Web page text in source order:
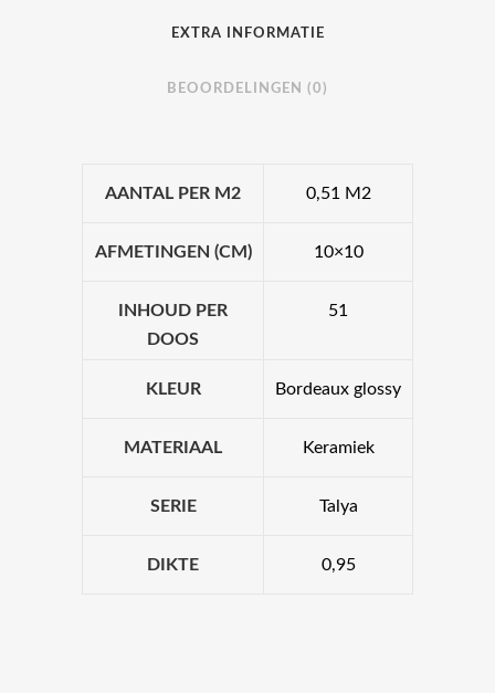
EXTRA INFORMATIE
BEOORDELINGEN (0)
AANTAL PER M2 0,51 M2
AFMETINGEN (CM) 10×10
INHOUD PER
DOOS
51
KLEUR Bordeaux glossy
MATERIAAL Keramiek
SERIE Talya
DIKTE 0,95